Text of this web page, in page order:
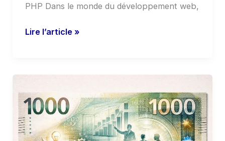
PHP Dans le monde du développement web,
Lire l’article »
euro
1000
:
Apprendre,